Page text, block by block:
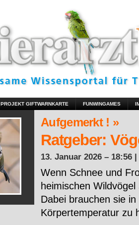
PROJEKT GIFTWARNKARTE FUNWINGAMES
Aufgemerkt ! »
Ratgeber:
13. Januar 2026 – 18:56 |
Wenn Schnee und
heimischen
Dabei brauchen sie
Körpertemperatur zu